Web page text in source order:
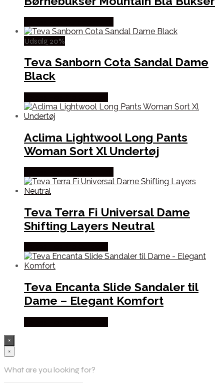
Udsalg 20%
Teva Sanborn Cota Sandal Dame
Black
Aclima Lightwool Long Pants
Woman Sort Xl Undertøj
Teva Terra Fi Universal Dame
Shifting Layers Neutral
Teva Encanta Slide Sandaler til
Dame – Elegant Komfort
×
×
What are you looking for?